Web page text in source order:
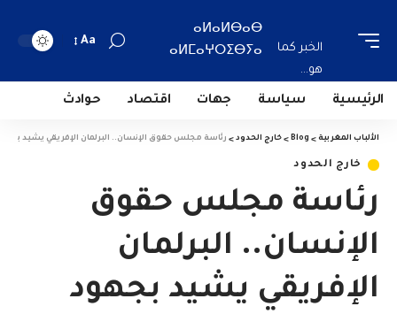
الخبر كما
هو...
ⴰⵍⴰⵍⴱⴰⴱ
ⴰⵍⵎⴰⵖⵔⵉⴱⵢⴰ
Aa
الرئيسية سياسة جهات اقتصاد حوادث
الألباب المغربية >
Blog
> خارج الحدود > رئاسة مجلس حقوق الإنسان.. البرلمان الإفريقي يشيد
خارج الحدود
رئاسة مجلس حقوق
الإنسان.. البرلمان
الإفريقي يشيد بجهود